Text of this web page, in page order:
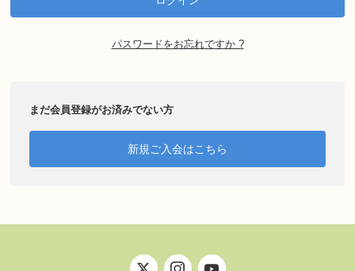
パスワードをお忘れですか ?
まだ会員登録がお済みでない方
新規ご入会はこちら